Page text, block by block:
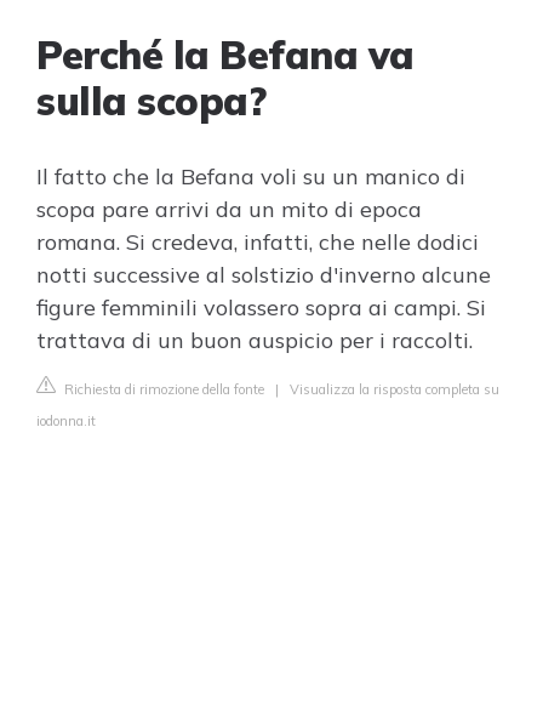
Perché la Befana va
sulla scopa?
Il fatto che la Befana voli su un manico di
scopa pare arrivi da un mito di epoca
romana. Si credeva, infatti, che nelle dodici
notti successive al solstizio d'inverno alcune
figure femminili volassero sopra ai campi. Si
trattava di un buon auspicio per i raccolti.
Richiesta di rimozione della fonte | Visualizza la risposta completa su
iodonna.it